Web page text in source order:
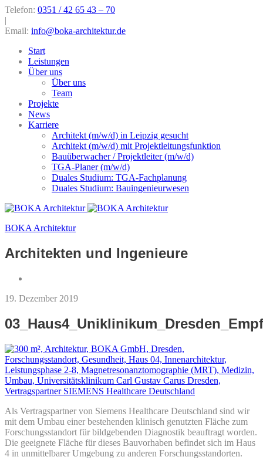
Telefon: 0351 / 42 65 43 – 70
|
Email: info@boka-architektur.de
Start
Leistungen
Über uns
Über uns
Team
Projekte
News
Karriere
Architekt (m/w/d) in Leipzig gesucht
Architekt (m/w/d) mit Projektleitungsfunktion
Bauüberwacher / Projektleiter (m/w/d)
TGA-Planer (m/w/d)
Duales Studium: TGA-Fachplanung
Duales Studium: Bauingenieurwesen
BOKA Architektur
Architekten und Ingenieure
19. Dezember 2019
Als Vertragspartner von Siemens Healthcare Deutschland sind wir
mit dem Umbau einer bestehenden klinisch genutzten Fläche zum
Forschungsstandort für bildgebenden Diagnostik beauftragt worden.
Die geeignete Fläche für dieses Bauvorhaben befindet sich im Haus
4 in unmittelbarer Umgebung zu anderen Forschungsstandorten.